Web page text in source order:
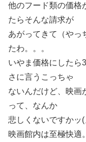
他のフード類の価格
たらそんな請求が
あがってきて（や
たわ。。。
いやま価格にしたら
さに言うこっちゃ
ないんだけど、映画
って、なんか
悲しくないですか
映画館内は至極快適。